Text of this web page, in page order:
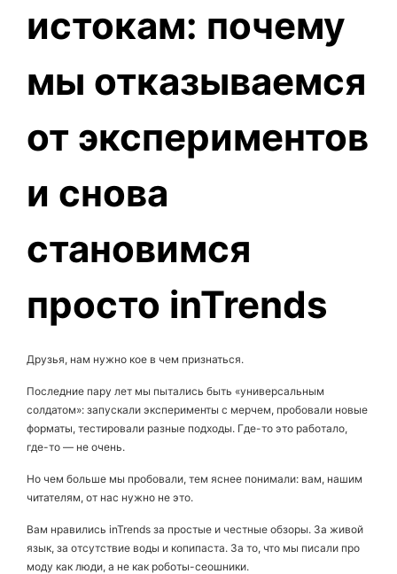
истокам: почему
мы отказываемся
от экспериментов
и снова
становимся
просто inTrends
Друзья, нам нужно кое в чем признаться.
Последние пару лет мы пытались быть «универсальным
солдатом»: запускали эксперименты с мерчем, пробовали новые
форматы, тестировали разные подходы. Где-то это работало,
где-то — не очень.
Но чем больше мы пробовали, тем яснее понимали: вам, нашим
читателям, от нас нужно не это.
Вам нравились inTrends за простые и честные обзоры. За живой
язык, за отсутствие воды и копипаста. За то, что мы писали про
моду как люди, а не как роботы-сеошники.